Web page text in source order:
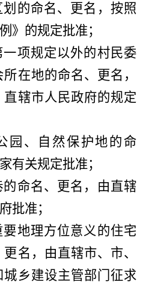
划的命名、更名，按照
》的规定批准；
一项规定以外的村民委
在地的命名、更名，
辖市人民政府的规定
园、自然保护地的命
有关规定批准；
的命名、更名，由直辖
批准；
要地理方位意义的住宅
名，由直辖市、市、
乡建设主管部门征求